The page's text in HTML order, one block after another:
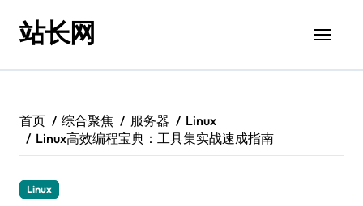
站长网
首页 综合聚焦 服务器
Linux
Linux高效编程宝典：工具集实战速成指南
Linux